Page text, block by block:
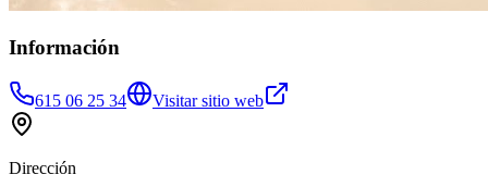
Información
615 06 25 34 Visitar sitio web
Dirección